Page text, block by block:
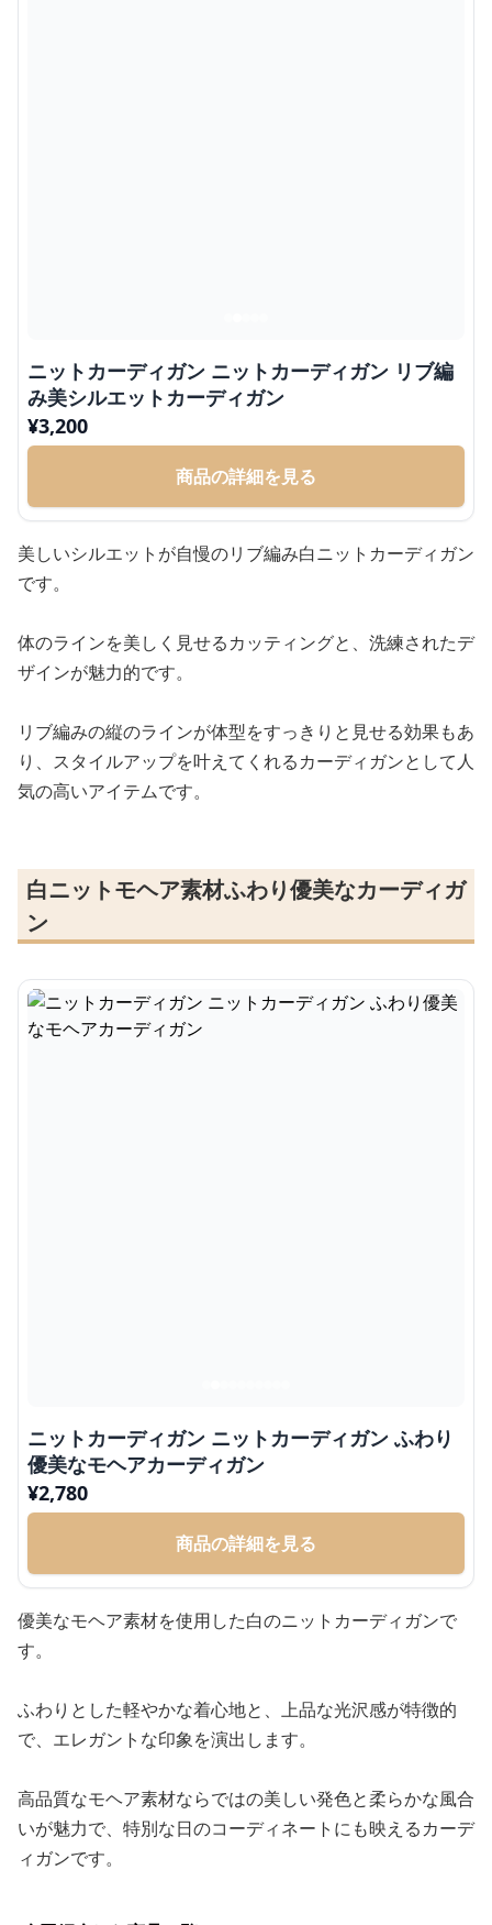
ニットカーディガン ニットカーディガン リブ編
み美シルエットカーディガン
¥3,200
商品の詳細を見る
美しいシルエットが自慢のリブ編み白ニットカーディガン
です。
体のラインを美しく見せるカッティングと、洗練されたデ
ザインが魅力的です。
リブ編みの縦のラインが体型をすっきりと見せる効果もあ
り、スタイルアップを叶えてくれるカーディガンとして人
気の高いアイテムです。
白ニットモヘア素材ふわり優美なカーディガ
ン
ニットカーディガン ニットカーディガン ふわり
優美なモヘアカーディガン
¥2,780
商品の詳細を見る
優美なモヘア素材を使用した白のニットカーディガンで
す。
ふわりとした軽やかな着心地と、上品な光沢感が特徴的
で、エレガントな印象を演出します。
高品質なモヘア素材ならではの美しい発色と柔らかな風合
いが魅力で、特別な日のコーディネートにも映えるカーデ
ィガンです。